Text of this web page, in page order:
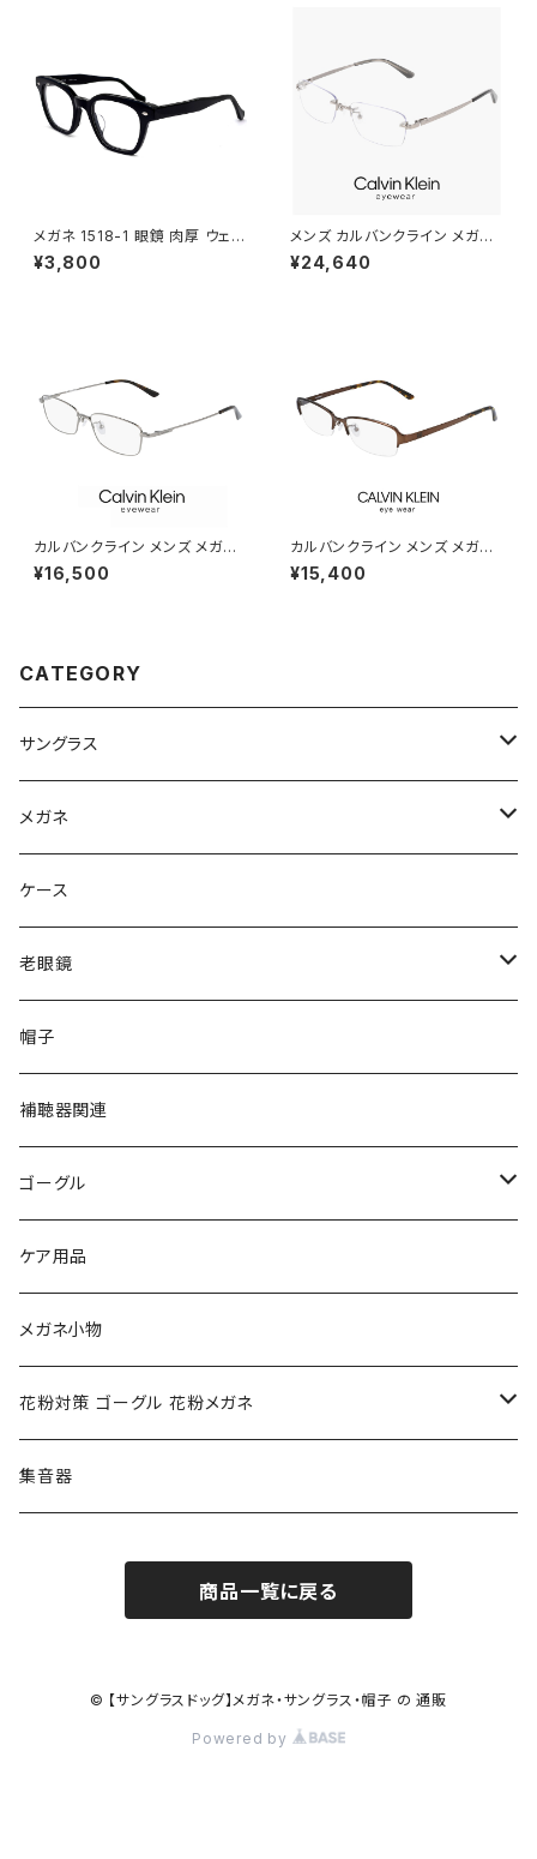
メガネ 1518-1 眼鏡 肉厚 ウェリ
ントン ブラック 黒縁 黒ぶち
¥3,800
メンズ カルバンクライン メガネ
ck26109lb-033 ツーポイント
calvin klein 眼鏡 ツーポイン
¥24,640
カルバンクライン メンズ メガネ
ck21114a-008 calvin klein
眼鏡 ck21114a めがね カルバ
¥16,500
カルバンクライン メンズ メガネ
ck20145a-200 calvin klein
眼鏡 ck20145a めがね カルバ
¥15,400
CATEGORY
サングラス
Ray-Ban レイバン
gucci グッチ
VivienneWestwood ヴィヴィアン
PAGE BOY ページボーイ
フルラ FURLA
トムフォード TOM FORD
NIKE ナイキ
クロエ chloe
ポリス POLICE
adidas アディダス
CHARME (シャルム)
OAkley オークリー
メガネ
Ray-Ban レイバン
gucci グッチ
VivienneWestwood ヴィヴィアン
FURLA フルラ
トムフォード TOM FORD
Oakley オークリー
renoma レノマ
RODEN STOCK ローデンストック
アーバンリサーチ URBAN RESEARCH
ポロ ラルフローレン Polo Ralph Lauren
ニューバランス NEWBALANCE
ケース
老眼鏡
エッシェンバッハ Eschenbach
PORSCHE DESIGN ポルシェデザイン
ルーペ
帽子
補聴器関連
ゴーグル
アックス AXE
花粉対策ゴーグル
度つき対応ゴーグル
コンバース CONVERSE
ケア用品
メガネ小物
花粉対策 ゴーグル 花粉メガネ
S-size
サングラス
集音器
商品一覧に戻る
© 【サングラスドッグ】メガネ・サングラス・帽子 の 通販
Powered by